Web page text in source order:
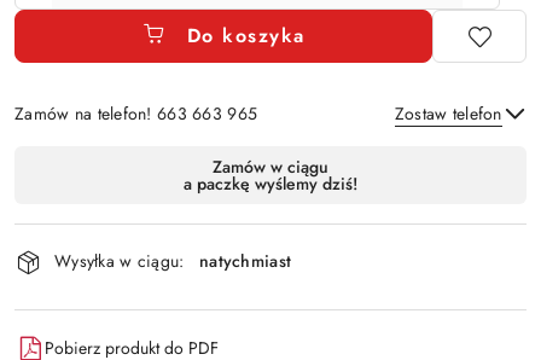
Do koszyka
Zamów na telefon! 663 663 965 Zostaw telefon
Wyślij
dostawa
Zamów w ciągu
a paczkę wyślemy dziś!
Wysyłka w ciągu: natychmiast
Pobierz produkt do PDF